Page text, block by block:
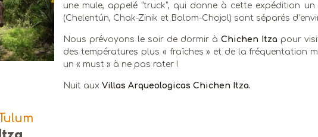
une mule, appelé “truck”, qui donne à cette expédition
(Chelentún, Chak-Zinik et Bolom-Chojol) sont séparés
Nous prévoyons le soir de dormir à Chichen Itza pour
des températures plus « fraîches » et de la fréquentation
un « must » à ne pas rater !
Nuit aux Villas Arqueologicas Chichen Itza.